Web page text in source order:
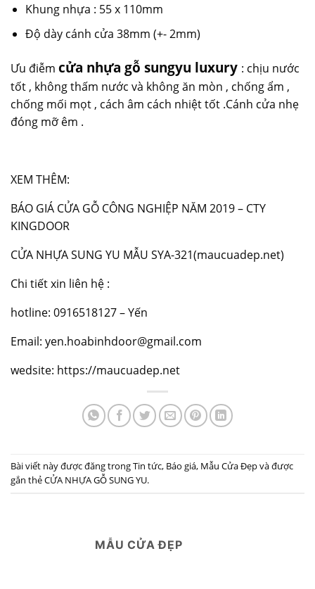
Khung nhựa : 55 x 110mm
Độ dày cánh cửa 38mm (+- 2mm)
Ưu điễm cửa nhựa gỗ sungyu luxury : chịu nước
tốt , không thấm nước và không ăn mòn , chống ẩm ,
chống mối mọt , cách âm cách nhiệt tốt .Cánh cửa nhẹ
đóng mỡ êm .
XEM THÊM:
BÁO GIÁ CỬA GỖ CÔNG NGHIỆP NĂM 2019 – CTY
KINGDOOR
CỬA NHỰA SUNG YU MẪU SYA-321(maucuadep.net)
Chi tiết xin liên hệ :
hotline: 0916518127 – Yến
Email: yen.hoabinhdoor@gmail.com
wedsite: https://maucuadep.net
Bài viết này được đăng trongTin tức, Báo giá, Mẫu Cửa Đẹpvà được
gắn thẻCỬA NHỰA GỖ SUNG YU.
MẪU CỬA ĐẸP